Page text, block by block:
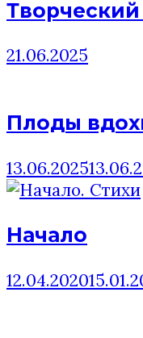
21.06.2025
Плоды
13.06.2025
Начало
12.04.2020